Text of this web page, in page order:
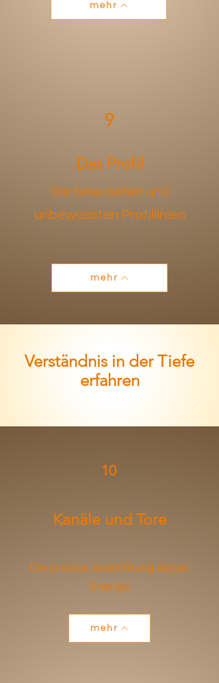
mehr
9
Das Profil
Die bewussten und
unbewussten Profillinien
mehr
Verständnis in der Tiefe
erfahren
10
Kanäle und Tore
Die präzise Ausrichtung deiner
Energie
mehr